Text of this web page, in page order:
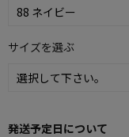
サイズを選ぶ
発送予定日について